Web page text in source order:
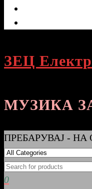
ЗЕЦ
МУЗИКА
ПРЕБАРУВАЈ -
0